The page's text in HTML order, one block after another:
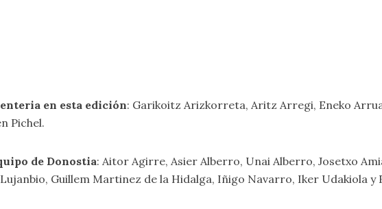
en esta edición: Garikoitz Arizkorreta, Aritz Arregi, Eneko
Pichel.
de Donostia: Aitor Agirre, Asier Alberro, Unai Alberro, Josetxo
Guillem Martinez de la Hidalga, Iñigo Navarro, Iker Udakiola y